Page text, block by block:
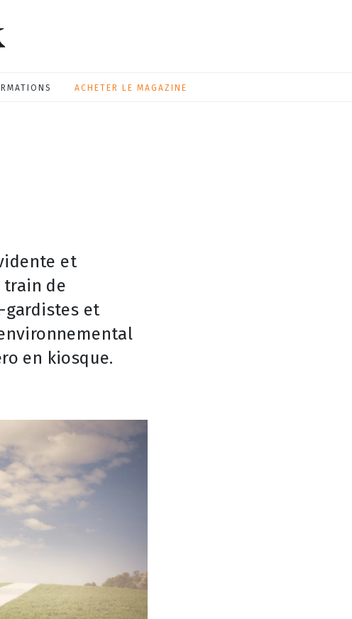
ACHETER LE MAGAZINE
et
de
gardistes et
en kiosque.